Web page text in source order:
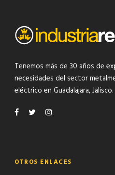
Tenemos más de 30 años de
necesidades del sector
eléctrico en Guadalajara, Jalisco.
OTROS ENLACES